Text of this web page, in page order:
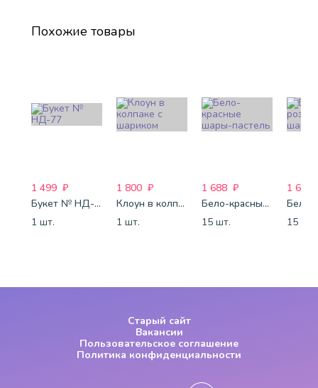
Похожие товары
1 499 ₽
Букет № НД-77
1 шт.
1 800 ₽
Клоун в колпаке с шариком
1 шт.
1 688 ₽
Бело-красные шары-пастель
15 шт.
1 688
15 шт.
Старый сайт
Вакансии
Пользовательское соглашение
Политика конфиденциальности